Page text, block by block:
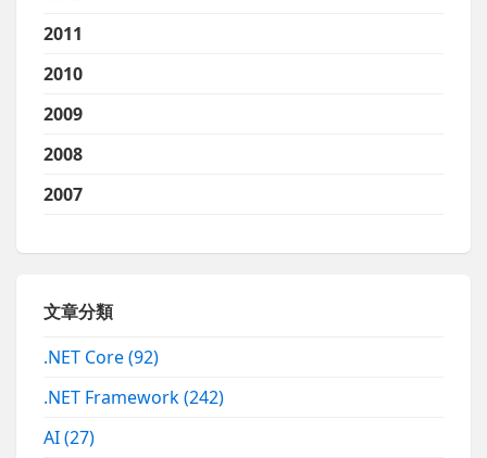
2011
2010
2009
2008
2007
文章分類
.NET Core(92)
.NET Framework(242)
AI(27)